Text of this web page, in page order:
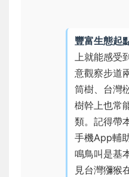
豐富生態起
上就能感受
意觀察步道
筒樹、台灣
樹幹上也常
類。記得帶
手機App輔
鳴鳥叫是基
見台灣獼猴